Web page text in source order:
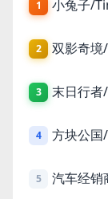
1 小兔子/
2
3 末日行
4 方块公
5 汽车经